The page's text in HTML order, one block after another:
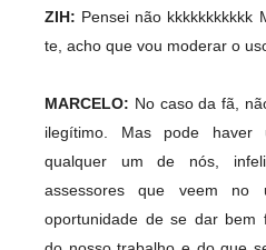
ZIH: Pensei não kkkkkkkkkkk
te, acho que vou moderar o
MARCELO: No caso da fã,
ilegítimo. Mas pode haver
qualquer um de nós,
assessores que veem no
oportunidade de se dar bem